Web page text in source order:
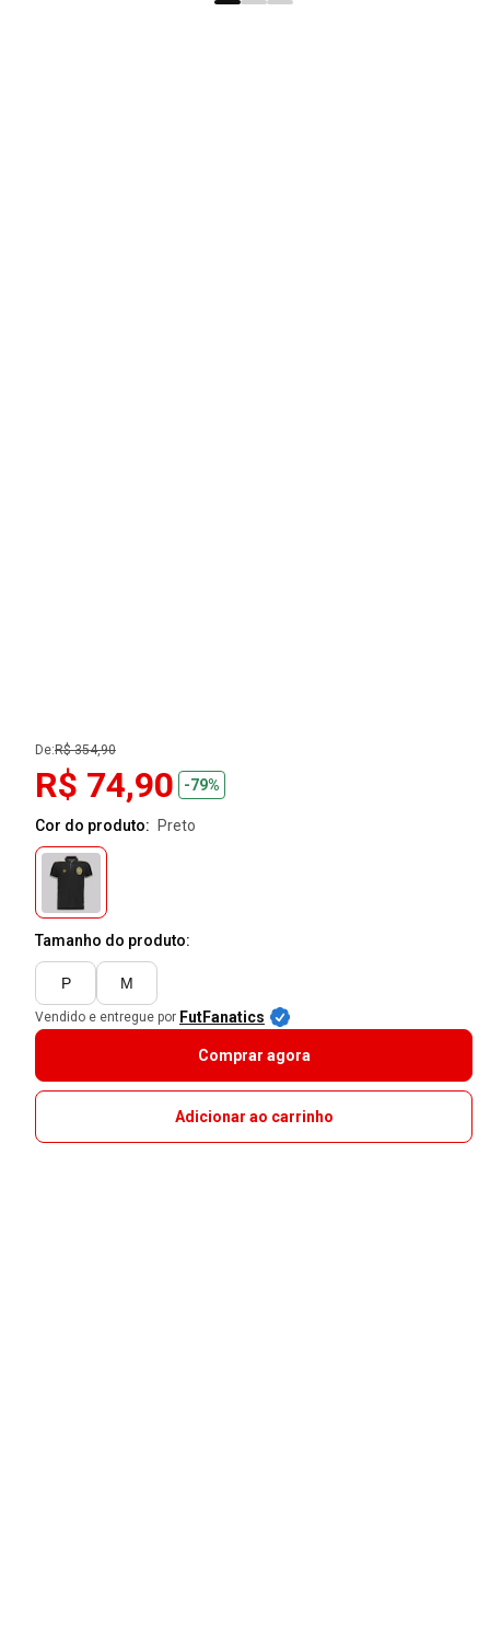
De:R$ 354,90
R$ 74,90 -79%
Cor do produto: preto
Tamanho do produto:
P M
Vendido e entregue por FutFanatics
Comprar agora
Adicionar ao carrinho